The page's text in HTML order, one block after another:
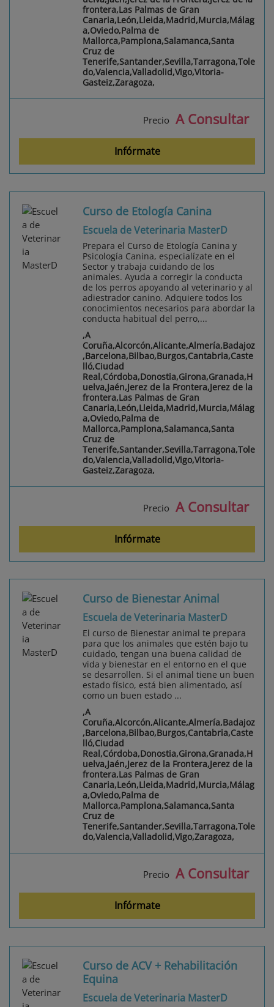
frontera,Las Palmas de Gran
Canaria,León,Lleida,Madrid,Murcia,Málag
a,Oviedo,Palma de
Mallorca,Pamplona,Salamanca,Santa
Cruz de
Tenerife,Santander,Sevilla,Tarragona,Tole
do,Valencia,Valladolid,Vigo,Vitoria-
Gasteiz,Zaragoza,
Precio A Consultar
Infórmate
Curso de Etología Canina
Escuela de Veterinaria MasterD
Prepara el Curso de Etología Canina y
Psicología Canina, especialízate en el
Sector y trabaja cuidando de los
animales. Ayuda a corregir la conducta
de los perros apoyando al veterinario y al
adiestrador canino. Adquiere todos los
conocimientos necesarios para abordar la
conducta habitual del perro,...
,A
Coruña,Alcorcón,Alicante,Almería,Badajoz
,Barcelona,Bilbao,Burgos,Cantabria,Caste
lló,Ciudad
Real,Córdoba,Donostia,Girona,Granada,H
uelva,Jaén,Jerez de la Frontera,Jerez de la
frontera,Las Palmas de Gran
Canaria,León,Lleida,Madrid,Murcia,Málag
a,Oviedo,Palma de
Mallorca,Pamplona,Salamanca,Santa
Cruz de
Tenerife,Santander,Sevilla,Tarragona,Tole
do,Valencia,Valladolid,Vigo,Vitoria-
Gasteiz,Zaragoza,
Precio A Consultar
Infórmate
Curso de Bienestar Animal
Escuela de Veterinaria MasterD
El curso de Bienestar animal te prepara
para que los animales que estén bajo tu
cuidado, tengan una buena calidad de
vida y bienestar en el entorno en el que
se desarrollen. Si el animal tiene un buen
estado físico, está bien alimentado, así
como un buen estado ...
,A
Coruña,Alcorcón,Alicante,Almería,Badajoz
,Barcelona,Bilbao,Burgos,Cantabria,Caste
lló,Ciudad
Real,Córdoba,Donostia,Girona,Granada,H
uelva,Jaén,Jerez de la Frontera,Jerez de la
frontera,Las Palmas de Gran
Canaria,León,Lleida,Madrid,Murcia,Málag
a,Oviedo,Palma de
Mallorca,Pamplona,Salamanca,Santa
Cruz de
Tenerife,Santander,Sevilla,Tarragona,Tole
do,Valencia,Valladolid,Vigo,Zaragoza,
Precio A Consultar
Infórmate
Curso de ACV + Rehabilitación
Equina
Escuela de Veterinaria MasterD